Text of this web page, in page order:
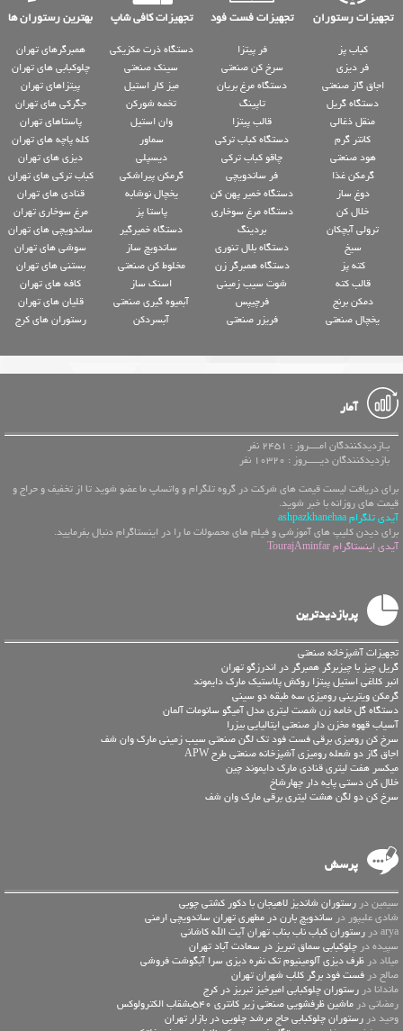
تجهیزات رستوران تجهیزات فست فود تجهیزات کافی شاپ بهترین رستوران ها
کباب پز
فر دیزی
اجاق گاز صنعتی
دستگاه گریل
منقل ذغالی
کانتر گرم
هود صنعتی
گرمکن غذا
دوغ ساز
خلال کن
ترولی آبچکان
سیخ
کته پز
قالب کته
دمکن برنج
یخچال صنعتی
فر پیتزا
سرخ کن صنعتی
دستگاه مرغ بریان
تاپینگ
قالب پیتزا
دستگاه کباب ترکی
چاقو کباب ترکی
فر ساندویچی
دستگاه خمیر پهن کن
دستگاه مرغ سوخاری
بردینگ
دستگاه بلال تنوری
دستگاه همبرگر زن
شوت سیب زمینی
فرچیپس
فریزر صنعتی
دستگاه ذرت مکزیکی
سینک صنعتی
میز کار استیل
تخمه شورکن
وان استیل
سماور
دیسپلی
گرمکن پیراشکی
یخچال نوشابه
پاستا پز
دستگاه خمیرگیر
ساندویچ ساز
مخلوط کن صنعتی
اسنک ساز
آبمیوه گیری صنعتی
آبسردکن
همبرگرهای تهران
چلوکبابی های تهران
پیتزاهای تهران
جگرکی های تهران
پاستاهای تهران
کله پاچه های تهران
دیزی های تهران
کباب ترکی های تهران
قنادی های تهران
مرغ سوخاری تهران
ساندویچی های تهران
سوشی های تهران
بستنی های تهران
کافه های تهران
قلیان های تهران
رستوران های کرج
آمار
بـازدیدکنندگان امــــروز : 2451 نفر
بازدیدکنندگان دیـــــروز : 10320 نفر
برای دریافت لیست قیمت های شرکت در گروه تلگرام و واتساپ ما عضو شوید تا از تخفیف و حراج و
قیمت های روزانه با خبر شوید.
آیدی تلگرام ashpazkhanehaa
برای دیدن کلیپ های آموزشی و فیلم های محصولات ما را در اینستاگرام دنبال بفرمایید.
آیدی اینستاگرام TourajAminfar
پربازدیدترین
تجهیزات آشپزخانه صنعتی
گریل چیز با چیزبرگر همبرگر در اندرزگو تهران
انبر کلاغی استیل پیتزا روکش پلاستیک مارک دایموند
گرمکن ویترینی رومیزی سه طبقه دو سینی
دستگاه گل خامه زن شصت لیتری مدل آمیگو سانومات آلمان
آسیاب قهوه مخزن دار صنعتی ایتالیایی بیزرا
سرخ کن رومیزی برقی فست فود تک لگن صنعتی سیب زمینی مارک وان شف
اجاق گاز دو شعله رومیزی آشپزخانه صنعتی طرح APW
میکسر هفت لیتری قنادی مارک دایموند چین
خلال کن دستی پایه دار چهارشاخ
سرخ کن دو لگن هشت لیتری برقی مارک وان شف
پرسش
سیمین در رستوران شاندیز لاهیجان با دکور کشتی چوبی
شادی علیپور در ساندویچ بارن در مطهری تهران ساندویچی ارمنی
arya در
رستوران کباب ناب بناب تهران آیت الله کاشانی
سپیده در چلوکبابی سماق تبریز در سعادت آباد تهران
میلاد در ظرف دیزی آلومینیوم تک نفره دیزی سرا آبگوشت فروشی
صالح در فست فود برگر کلاب شهران تهران
ماندانا در رستوران چلوکبابی امیرخیز تبریز در کرج
رمضانی در ماشین ظرفشویی صنعتی زیر کانتری 540بشقاب الکترولوکس
وحید در رستوران چلوکبابی حاج مرشد چلویی در بازار تهران